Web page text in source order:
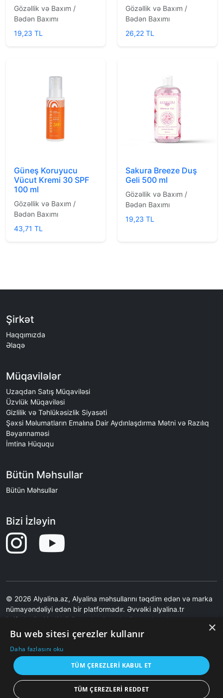
Gözəllik və Baxım /
Bədən Baxımı
19,23 TL
Gözəllik və Baxım /
Bədən Baxımı
26,22 TL
Güneş Koruyucu
Vücut Kremi 30 SPF
100 ml
Gözəllik və Baxım /
Bədən Baxımı
43,71 TL
Sakura Breeze Duş
Geli 500 ml
Gözəllik və Baxım /
Bədən Baxımı
19,23 TL
Şirkət
Haqqımızda
Əlaqə
Müqavilələr
Uzaqdan Satış Müqaviləsi
Üzvlük Müqaviləsi
Gizlilik və Təhlükəsizlik Siyasəti
Şəxsi Məlumatların Emalına Dair Aydınlaşdırma Mətni və Razılıq
Bəyannaməsi
İmtina Hüququ
Bütün Məhsullar
Bütün Məhsullar
Bizi İzləyin
© 2026 Alyalina.az, Alyalina məhsullarını təqdim edən və marka
nümayəndəliyi edən bir platformadır. Əvvəlki alyalina.tr
istifadəçiləri indi bütün məhsulları alyalina.az kataloq
səhifəsindən nəzərdən keçirə bilərlər. Ən son qiymətlər və
şəkillər üçün Alyalina.tr-yə səbətə əlavə etmə əməliyyatı ilə
yönləndirilirsiniz.Saytımız birbaşa satış etmir.Saytımız Məhsul
Şəkilləri məzmunları və məhsul çatdırılması ilə bağlı məsuliyyət
qəbul etmir.
×
Bu web sitesi çerezler kullanır
Daha fazlasını oku
TÜM ÇEREZLERI KABUL ET
TÜM ÇEREZLERI REDDET